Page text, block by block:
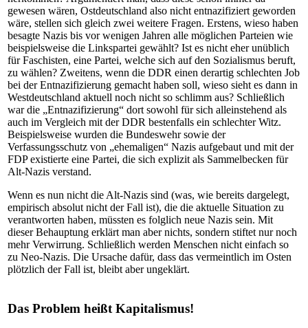
gewesen wären, Ostdeutschland also nicht entnazifiziert geworden
wäre, stellen sich gleich zwei weitere Fragen. Erstens, wieso haben
besagte Nazis bis vor wenigen Jahren alle möglichen Parteien wie
beispielsweise die Linkspartei gewählt? Ist es nicht eher unüblich
für Faschisten, eine Partei, welche sich auf den Sozialismus beruft,
zu wählen? Zweitens, wenn die DDR einen derartig schlechten Job
bei der Entnazifizierung gemacht haben soll, wieso sieht es dann in
Westdeutschland aktuell noch nicht so schlimm aus? Schließlich
war die „Entnazifizierung“ dort sowohl für sich alleinstehend als
auch im Vergleich mit der DDR bestenfalls ein schlechter Witz.
Beispielsweise wurden die Bundeswehr sowie der
Verfassungsschutz von „ehemaligen“ Nazis aufgebaut und mit der
FDP existierte eine Partei, die sich explizit als Sammelbecken für
Alt-Nazis verstand.
Wenn es nun nicht die Alt-Nazis sind (was, wie bereits dargelegt,
empirisch absolut nicht der Fall ist), die die aktuelle Situation zu
verantworten haben, müssten es folglich neue Nazis sein. Mit
dieser Behauptung erklärt man aber nichts, sondern stiftet nur noch
mehr Verwirrung. Schließlich werden Menschen nicht einfach so
zu Neo-Nazis. Die Ursache dafür, dass das vermeintlich im Osten
plötzlich der Fall ist, bleibt aber ungeklärt.
Das Problem heißt Kapitalismus!